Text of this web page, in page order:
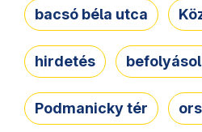
bacsó béla utca
hirdetés
Podmanicky tér